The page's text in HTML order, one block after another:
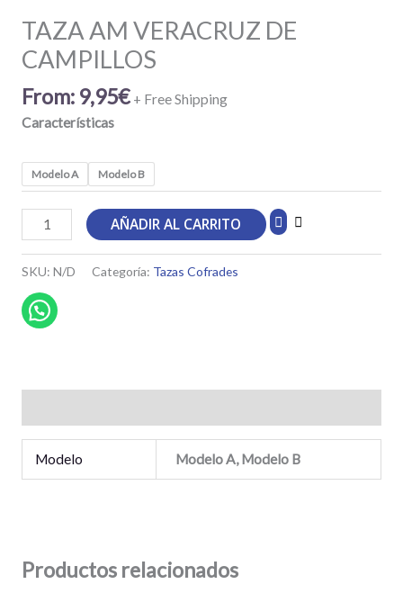
TAZA AM VERACRUZ DE
CAMPILLOS
From: 9,95€ + Free Shipping
Características
Modelo A Modelo B
TAZA
AM
CAMPILLOS
cantidad
AÑADIR AL CARRITO
SKU: N/D Categoría: Tazas Cofrades
Modelo Modelo A, Modelo B
Productos relacionados